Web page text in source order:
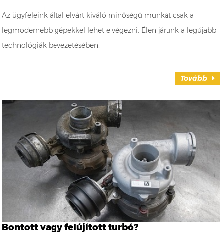
Az ügyfeleink által elvárt kiváló minőségű munkát csak a
legmodernebb gépekkel lehet elvégezni. Élen járunk a legújabb
technológiák bevezetésében!
Tovább
Bontott vagy felújított turbó?